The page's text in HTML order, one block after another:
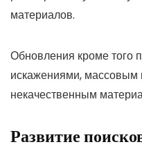
материалов.
Обновления кроме того
искажениями, массовым
некачественным
Развитие